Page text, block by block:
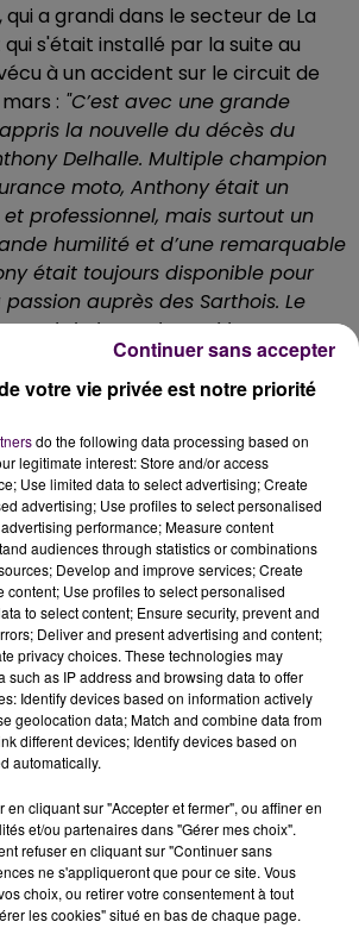
a grandi dans le secteur de La
s'était installé par la suite au
à un accident sur le circuit de
: "C’est avec une grande
la nouvelle du décès du
Delhalle. Multiple champion
moto, Anthony était un
professionnel, mais surtout un
humilité et d’une remarquable
était toujours disponible pour
auprès des Sarthois. Le
de la Sarthe, qui l’a
le début de sa carrière, a
l’un de ses champions les plus
ambassadeur de notre
proches, sa femme et ses
mes plus sincères condoléances"
Mèner, président du Conseil
la Sarthe dans communiqué
août 2026
Gagnez vos pass pour le V and B Fest' 2026 !
votre vie privée est notre priorité
do the following data processing based on
legitimate interest: Store and/or access
Use limited data to select advertising; Create
advertising; Use profiles to select personalised
performance; Measure content
audiences through statistics or combinations
Develop and improve services; Create
content; Use profiles to select personalised
to select content; Ensure security, prevent and
Deliver and present advertising and content;
privacy choices. These technologies may
such as IP address and browsing data to offer
Identify devices based on information actively
geolocation data; Match and combine data from
different devices; Identify devices based on
automatically.
en cliquant sur "Accepter et fermer", ou affiner en
et/ou partenaires dans "Gérer mes choix".
refuser en cliquant sur "Continuer sans
ne s'appliqueront que pour ce site. Vous
choix, ou retirer votre consentement à tout
les cookies" situé en bas de chaque page.
Continuer sans accepter